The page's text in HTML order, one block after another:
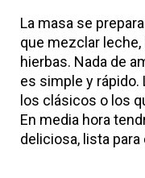
La masa se
que mezclar leche,
hierbas. Nada de
es simple y
los clásicos o los
En media hora
deliciosa, lista